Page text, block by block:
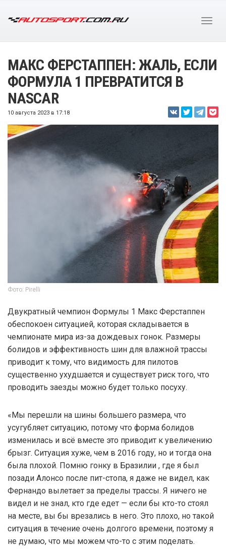
МАКС ФЕРСТАППЕН: ЖАЛЬ, ЕСЛИ
ФОРМУЛА 1 ПРЕВРАТИТСЯ В
NASCAR
10 августа 2023 в 17:18
Фото: Pirelli
Двукратный чемпион Формулы 1 Макс Ферстаппен
обеспокоен ситуацией, которая складывается в
чемпионате мира из-за дождевых гонок. Размеры
болидов и эффективность шин для влажной трассы
приводит к тому, что видимость для пилотов
существенно ухудшается и существует риск того, что
проводить заезды можно будет только посуху.
«Мы перешли на шины большего размера, что
усугубляет ситуацию, потому что форма болидов
изменилась и всё вместе это приводит к увеличению
брызг. Ситуация хуже, чем в 2016 году, но и тогда она
была плохой. Помню гонку в Бразилии , где я был
позади Алонсо после пит-стопа, я даже не видел, как
Фернандо вылетает за пределы трассы. Я ничего не
видел и не знал, кто где едет — если бы кто-то стоял
на месте, вы бы врезались в него. Это плохо, но такой
ситуация в течение очень долгого времени, поэтому я
не думаю, что мы можем что-то с этим поделать.